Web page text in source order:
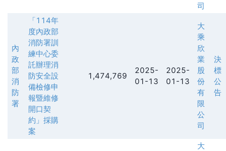
司
內
政
部
消
防
署
「114年
度內政部
消防署訓
練中心委
託辦理消
防安全設
備檢修申
報暨維修
開口契
約」採購
案
1,474,769
2025-
01-13
2025-
01-13
大
乘
欣
業
股
份
有
限
公
司
決
標
公
告
大